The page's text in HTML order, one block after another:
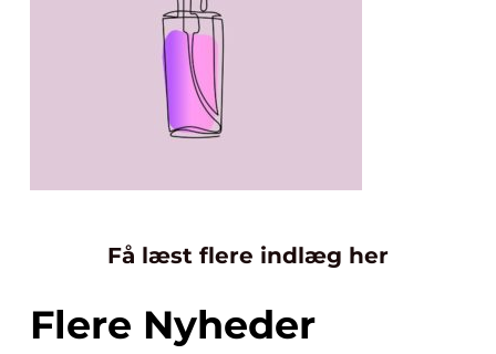
Få læst flere indlæg her
Flere Nyheder